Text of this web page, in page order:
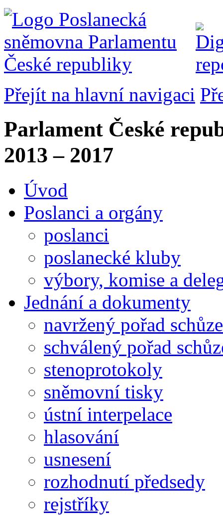
Přejít na hlavní navigaci
Parlament České
2013 – 2017
Úvod
Poslanci a orgány
poslanci
poslanecké kluby
výbory, komise a
Jednání a dokumenty
navržený pořad schůze
schválený pořad
stenoprotokoly
sněmovní tisky
ústní interpelace
hlasování
usnesení
rozhodnutí předsedy
rejstříky